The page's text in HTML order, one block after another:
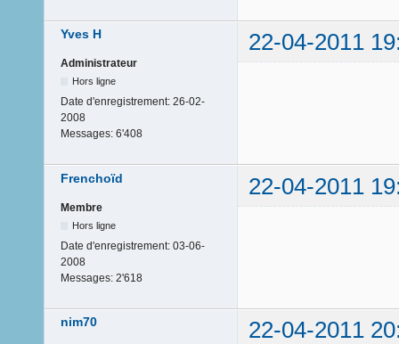
Yves H 22-04-2011
Administrateur
Hors ligne
Date d'enregistrement: 26-02-
2008
Messages: 6'408
Frenchoïd 22-04-2011
Membre
Hors ligne
Date d'enregistrement: 03-06-
2008
Messages: 2'618
nim70 22-04-2011